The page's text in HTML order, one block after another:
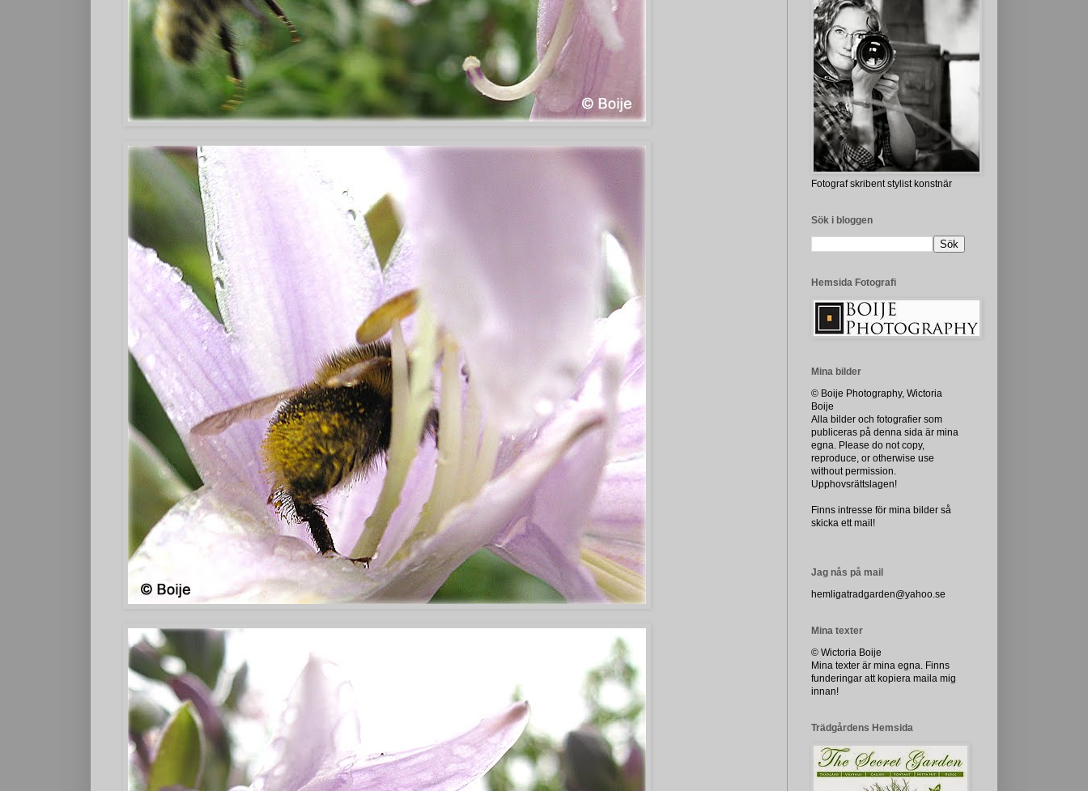
Fotograf skribent stylist konstnär
Sök i bloggen
Hemsida Fotografi
Mina bilder
© Boije Photography, Wictoria
Boije
Alla bilder och fotografier som
publiceras på denna sida är mina
egna. Please do not copy,
reproduce, or otherwise use
without permission.
Upphovsrättslagen!
Finns intresse för mina bilder så
skicka ett mail!
Jag nås på mail
hemligatradgarden@yahoo.se
Mina texter
© Wictoria Boije
Mina texter är mina egna. Finns
funderingar att kopiera maila mig
innan!
Trädgårdens Hemsida